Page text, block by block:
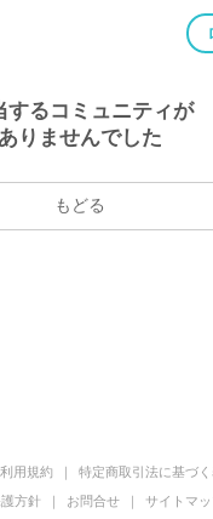
するコミュニティが
ありませんでした
もどる
利用規約
特定商取引法に基づ
方針
お問合せ サイトマ